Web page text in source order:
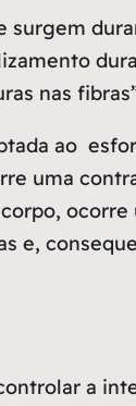
surgem
nas
ao
uma
e,
a